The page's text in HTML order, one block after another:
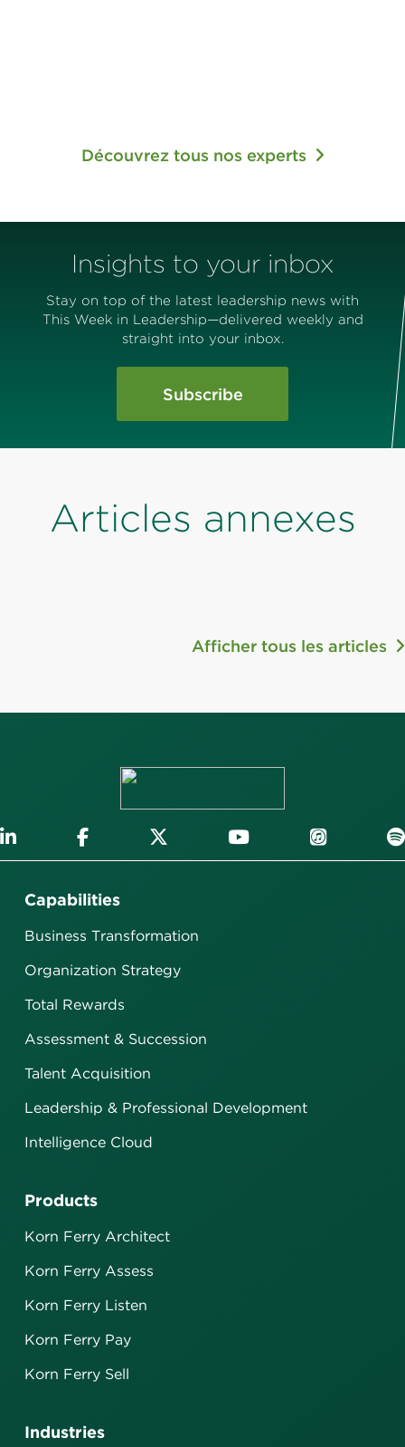
Découvrez tous nos experts
Insights to your inbox
Stay on top of the latest leadership news with
This Week in Leadership—delivered weekly and
straight into your inbox.
Subscribe
Articles annexes
Afficher tous les articles
Capabilities
Business Transformation
Organization Strategy
Total Rewards
Assessment & Succession
Talent Acquisition
Leadership & Professional Development
Intelligence Cloud
Industries
Products
Korn Ferry Architect
Korn Ferry Assess
Korn Ferry Listen
Korn Ferry Pay
Korn Ferry Sell